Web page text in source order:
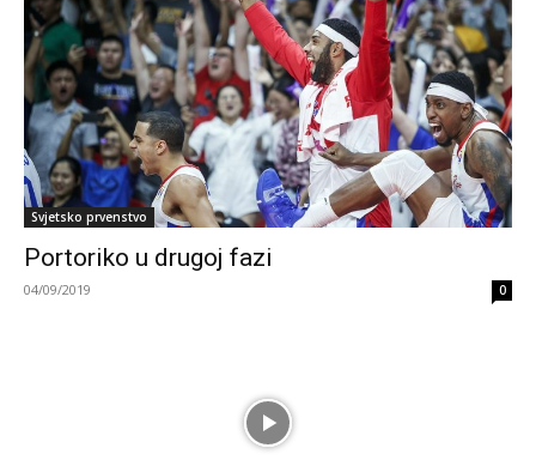
Svjetsko prvenstvo
Portoriko u drugoj fazi
04/09/2019 0